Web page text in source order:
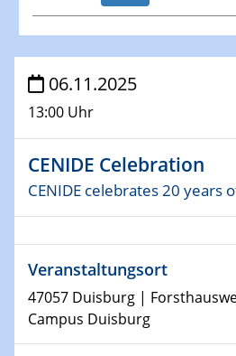
Veranstaltungen
30.11.-0001 - 06.02.2025
SFB/TRR 247 Seminar
08.01.2025
Physikalisches Kolloquium
world
14.01.2025
SFB 1242 Kolloquium
06.11.2025
13:00 Uhr
CENIDE Celebration
CENIDE celebrates 20 years
Veranstaltungsort
47057 Duisburg |
Campus Duisburg